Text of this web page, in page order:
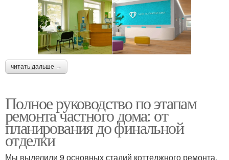
читать дальше →
Полное руководство по этапам
ремонта частного дома: от
планирования до финальной
отделки
Мы выделили 9 основных стадий коттеджного ремонта.